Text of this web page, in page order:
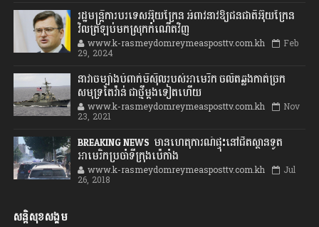
រដ្ឋមន្ត្រីការបរទេសអ៊ុយក្រែន អំពាវនាវឱ្យជនជាតិអ៊ុយក្រែន
វិលត្រឡប់មកស្រុកកំណើតវិញ
www.k-rasmeydomreymeasposttv.com.kh Feb
29, 2024
នាវាចម្បាំងបំពាក់មីស៊ីលរបស់អាមេរិក ចល័តឆ្លងកាត់ច្រក
សមុទ្រតៃវ៉ាន់ ជាថ្មីម្តងទៀតហើយ
www.k-rasmeydomreymeasposttv.com.kh Nov
23, 2021
BREAKING NEWS: មានហេតុការណ៍ផ្ទុះនៅជិតស្ថានទូត
អាមេរិកប្រចាំទីក្រុងប៉េកាំង
www.k-rasmeydomreymeasposttv.com.kh Jul
26, 2018
សន្តិសុខសង្គម